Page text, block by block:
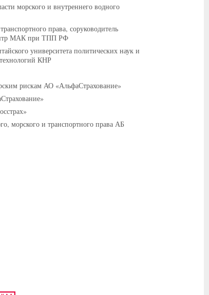
морского и внутреннего водного
права, соруководитель
МАК при ТПП РФ
университета политических наук и
КНР
рискам АО «АльфаСтрахование»
морского и транспортного права АБ